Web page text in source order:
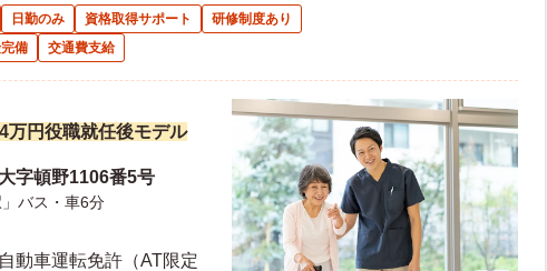
日勤のみ 資格取得サポート
研修制度あり
備 交通費支給
万円役職就任後モデル
字頓野1106番5号
バス・車6分
動車運転免許（AT限定